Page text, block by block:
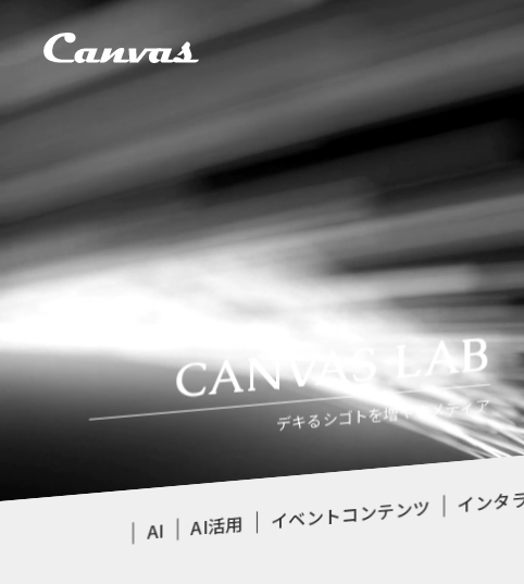
CANVAS LAB
デキるシゴトを増やすメディア
AI AI活用 イベントコンテンツ インタ